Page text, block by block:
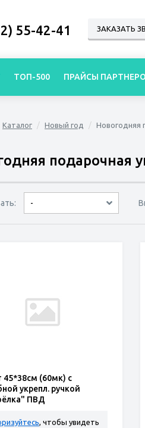
Каталог Новый год Новогодняя
подарочная
-
по дате
по популярности
сначала дешёвые
сначала дорогие
45*38см (60мк) с
укрепл. ручкой
ПВД
, чтобы увидеть
55-42-41 ЗАКАЗАТЬ
ТОП-500 ПРАЙСЫ